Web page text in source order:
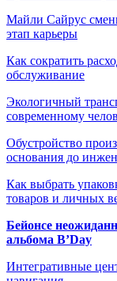
Майли Сайрус
этап карьеры
Как сократить
обслуживание
Экологичный
современному
Обустройство
основания до
Как выбрать
товаров и личных
Бейонсе
альбома B’Day
Интегративные